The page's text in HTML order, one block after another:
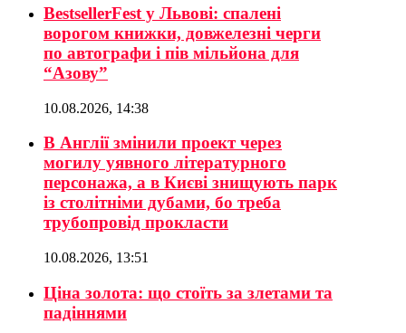
BestsellerFest у Львові: спалені
ворогом книжки, довжелезні черги
по автографи і пів мільйона для
“Азову”
10.08.2026, 14:38
В Англії змінили проект через
могилу уявного літературного
персонажа, а в Києві знищують парк
із столітніми дубами, бо треба
трубопровід прокласти
10.08.2026, 13:51
Ціна золота: що стоїть за злетами та
падіннями